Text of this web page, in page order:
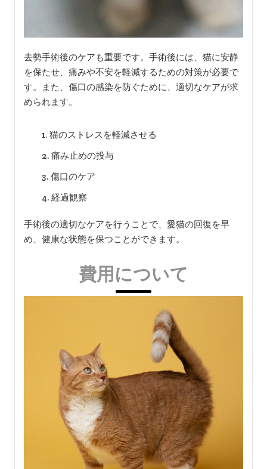
去勢手術後のケアも重要です。手術後には、猫に安静
を保たせ、痛みや不安を軽減するための対策が必要で
す。また、傷口の感染を防ぐために、適切なケアが求
められます。
猫のストレスを軽減させる
痛み止めの投与
傷口のケア
経過観察
手術後の適切なケアを行うことで、愛猫の回復を早
め、健康な状態を保つことができます。
費用について